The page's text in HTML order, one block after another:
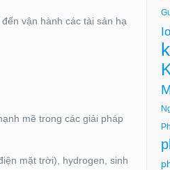
vận hành các tài sản hạ
mẽ trong các giải pháp
mặt trời), hydrogen, sinh